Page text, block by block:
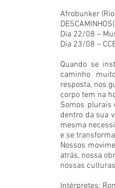
Afrobunker
Dia 22/08 –
Dia 23/08 –
Quando se
caminho
resposta, nos
corpo tem na
Somos plurais
dentro da sua
mesma
e se
Nossos
atrás, nossa
nossas